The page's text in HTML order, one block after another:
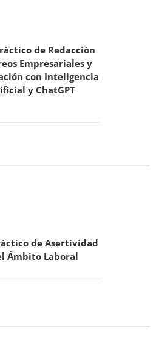
de Redacción
Empresariales y
con Inteligencia
y ChatGPT
de Asertividad
Ámbito Laboral